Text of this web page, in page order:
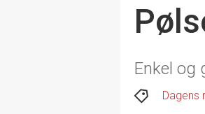
Enkel og
Dagens